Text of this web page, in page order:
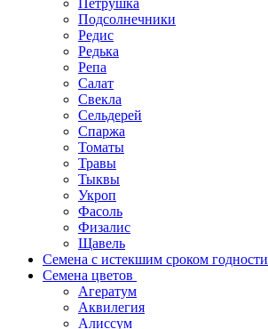
Петрушка
Подсолнечники
Редис
Редька
Репа
Салат
Свекла
Сельдерей
Спаржа
Томаты
Травы
Тыквы
Укроп
Фасоль
Физалис
Щавель
Семена с истекшим сроком годности
Семена цветов
Агератум
Аквилегия
Алиссум